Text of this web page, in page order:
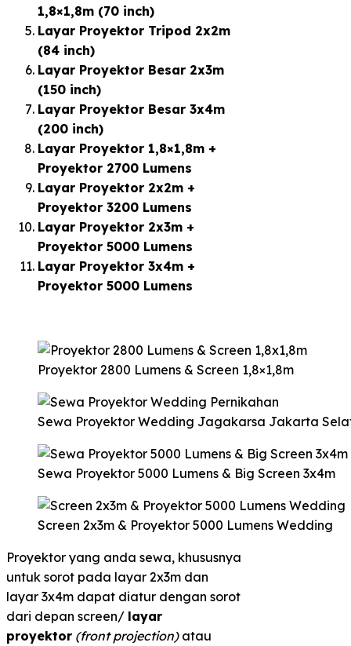
1,8×1,8m (70 inch)
Layar Proyektor Tripod 2x2m
(84 inch)
Layar Proyektor Besar 2x3m
(150 inch)
Layar Proyektor Besar 3x4m
(200 inch)
Layar Proyektor 1,8×1,8m +
Proyektor 2700 Lumens
Layar Proyektor 2x2m +
Proyektor 3200 Lumens
Layar Proyektor 2x3m +
Proyektor 5000 Lumens
Layar Proyektor 3x4m +
Proyektor 5000 Lumens
Proyektor 2800 Lumens & Screen 1,8×1,8m
Sewa Proyektor Wedding Jagakarsa Jakarta
Sewa Proyektor 5000 Lumens & Big Screen 3x4m
Screen 2x3m & Proyektor 5000 Lumens Wedding
Proyektor yang anda sewa, khususnya
untuk sorot pada layar 2x3m dan
layar 3x4m dapat diatur dengan sorot
dari depan screen/ layar
proyektor (front projection) atau